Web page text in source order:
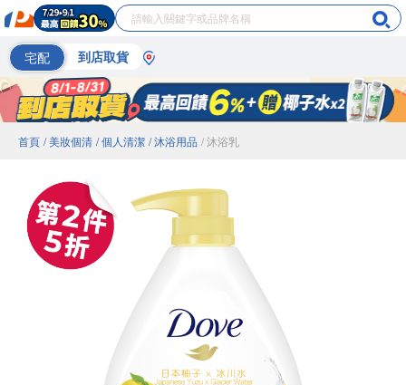
宅配 到店取貨
首頁 / 美妝個清 / 個人清潔 / 沐浴用品 / 沐浴乳